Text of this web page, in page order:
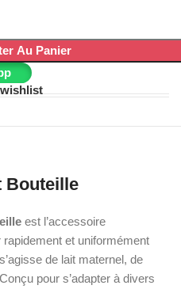
Au Panier
Bouteille
est l’accessoire
et uniformément
de lait maternel, de
pour s’adapter à divers